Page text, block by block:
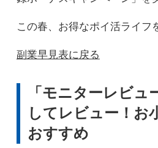
この春、お得なポイ活ライフ
副業早見表に戻る
「モニターレビュ
してレビュー！お
おすすめ